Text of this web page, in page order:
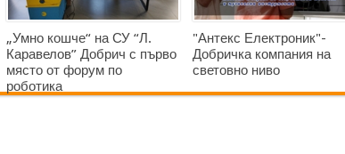
„Умно кошче“ на СУ “Л.
Каравелов” Добрич с първо
място от форум по
роботика
"Антекс Електроник"-
Добричка компания на
световно ниво